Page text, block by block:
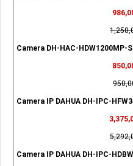
Camera DH-HAC-HDW1200MP-
Camera IP DAHUA DH-IPC-
Camera IP DAHUA DH-IPC-